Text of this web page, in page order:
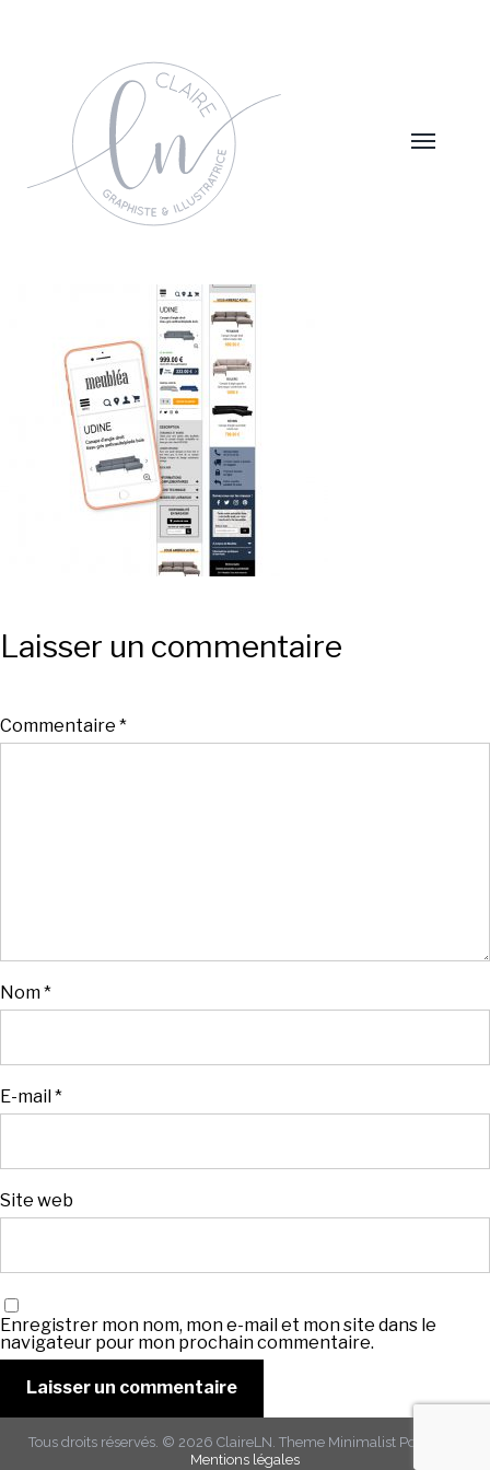
Laisser un commentaire
Commentaire *
Nom*
E-mail*
Site web
Enregistrer mon nom, mon e-mail et mon site dans le
navigateur pour mon prochain commentaire.
Tous droits réservés. © 2026 ClaireLN. Theme Minimalist Portfolio
Mentions légales